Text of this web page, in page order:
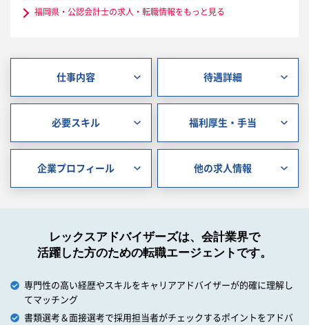
福岡県・公認会計士の求人・転職情報をもっと見る
仕事内容 待遇詳細
必要スキル 福利厚生・手当
企業プロフィール 他の求人情報
レックスアドバイザーズは、会計業界で
活躍した方のための転職エージェントです。
専門性の高い経歴やスキルをキャリアアドバイザーが的確に理解し
てマッチング
書類選考＆面接選考で採用担当者がチェックするポイントをアドバ